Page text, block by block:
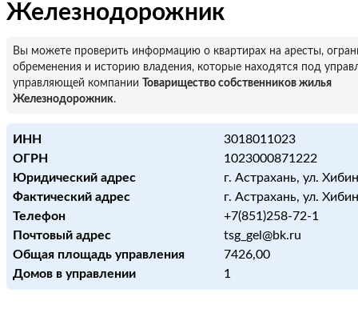
Железнодорожник
Вы можете проверить информацию о квартирах на аресты,
обременения и историю владения, которые находятся под
управляющей компании
Товарищество собственников жилья
Железнодорожник.
ИНН
3018011023
ОГРН
1023000871222
Юридический адрес
г. Астрахань, ул.
Фактический адрес
г. Астрахань, ул.
Телефон
+7(851)258-72-1
Почтовый адрес
tsg_gel@bk.ru
Общая площадь управления
7426,00
Домов в управлении
1